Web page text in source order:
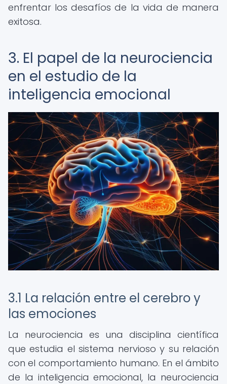
enfrentar los desafíos de la vida de manera
exitosa.
3. El papel de la neurociencia
en el estudio de la
inteligencia emocional
3.1 La relación entre el cerebro y
las emociones
La neurociencia es una disciplina científica
que estudia el sistema nervioso y su relación
con el comportamiento humano. En el ámbito
de la inteligencia emocional, la neurociencia